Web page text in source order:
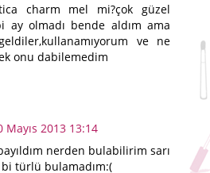
charm mel mi?çok güzel
ay olmadı bende aldım ama
ve ne
onu dabilemedim
Mayıs 2013 13:14
nerden bulabilirim sarı
türlü bulamadım:(